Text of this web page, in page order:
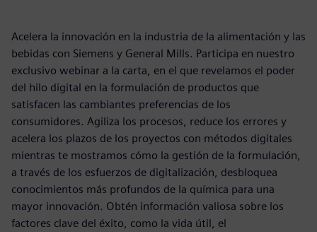
Acelera la innovación en la industria de la alimentación y las
bebidas con Siemens y General Mills. Participa en nuestro
exclusivo webinar a la carta, en el que revelamos el poder
del hilo digital en la formulación de productos que
satisfacen las cambiantes preferencias de los
consumidores. Agiliza los procesos, reduce los errores y
acelera los plazos de los proyectos con métodos digitales
mientras te mostramos cómo la gestión de la formulación,
a través de los esfuerzos de digitalización, desbloquea
conocimientos más profundos de la química para una
mayor innovación. Obtén información valiosa sobre los
factores clave del éxito, como la vida útil, el